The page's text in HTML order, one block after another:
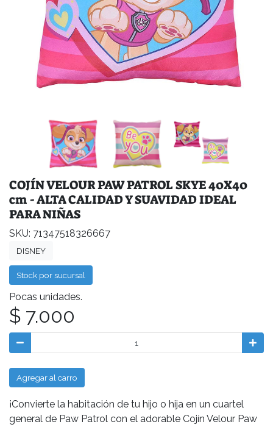
COJÍN VELOUR PAW PATROL SKYE 40X40
cm - ALTA CALIDAD Y SUAVIDAD IDEAL
PARA NIÑAS
SKU: 71347518326667
DISNEY
Stock por sucursal
Pocas unidades.
$ 7.000
Agregar al carro
¡Convierte la habitación de tu hijo o hija en un cuartel
general de Paw Patrol con el adorable Cojín Velour Paw